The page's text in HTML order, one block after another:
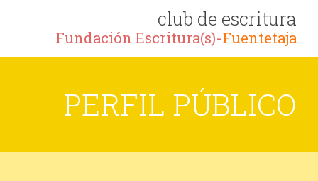
club de escritura
Fundación Escritura(s)-Fuentetaja
PERFIL PÚBLICO